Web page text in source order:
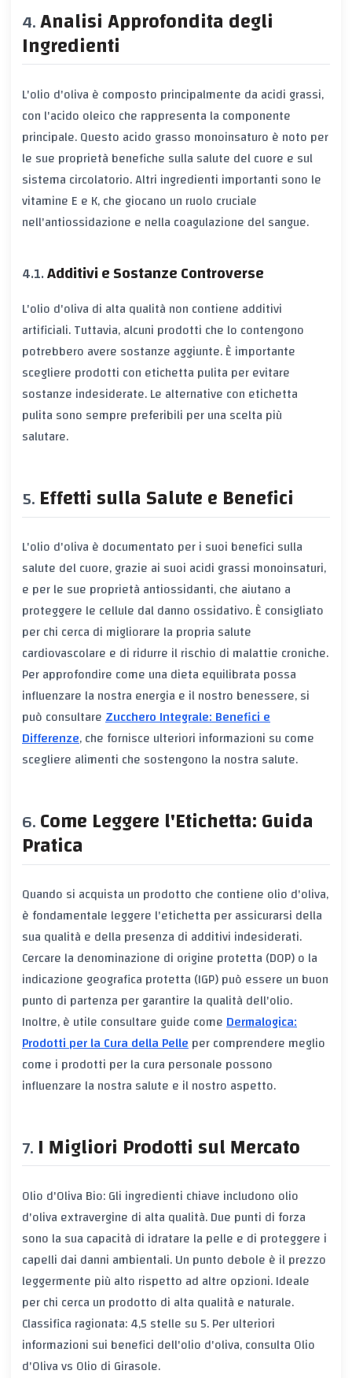
Analisi Approfondita degli
Ingredienti
L'olio d'oliva è composto principalmente da acidi grassi,
con l'acido oleico che rappresenta la componente
principale. Questo acido grasso monoinsaturo è noto per
le sue proprietà benefiche sulla salute del cuore e sul
sistema circolatorio. Altri ingredienti importanti sono le
vitamine E e K, che giocano un ruolo cruciale
nell'antiossidazione e nella coagulazione del sangue.
Additivi e Sostanze Controverse
L'olio d'oliva di alta qualità non contiene additivi
artificiali. Tuttavia, alcuni prodotti che lo contengono
potrebbero avere sostanze aggiunte. È importante
scegliere prodotti con etichetta pulita per evitare
sostanze indesiderate. Le alternative con etichetta
pulita sono sempre preferibili per una scelta più
salutare.
Effetti sulla Salute e Benefici
L'olio d'oliva è documentato per i suoi benefici sulla
salute del cuore, grazie ai suoi acidi grassi monoinsaturi,
e per le sue proprietà antiossidanti, che aiutano a
proteggere le cellule dal danno ossidativo. È consigliato
per chi cerca di migliorare la propria salute
cardiovascolare e di ridurre il rischio di malattie croniche.
Per approfondire come una dieta equilibrata possa
influenzare la nostra energia e il nostro benessere, si
può consultareZucchero Integrale: Benefici e
Differenze, che fornisce ulteriori informazioni su come
scegliere alimenti che sostengono la nostra salute.
Come Leggere l'Etichetta: Guida
Pratica
Quando si acquista un prodotto che contiene olio d'oliva,
è fondamentale leggere l'etichetta per assicurarsi della
sua qualità e della presenza di additivi indesiderati.
Cercare la denominazione di origine protetta (DOP) o la
indicazione geografica protetta (IGP) può essere un buon
punto di partenza per garantire la qualità dell'olio.
Inoltre, è utile consultare guide comeDermalogica:
Prodotti per la Cura della Pelleper comprendere meglio
come i prodotti per la cura personale possono
influenzare la nostra salute e il nostro aspetto.
I Migliori Prodotti sul Mercato
Olio d'Oliva Bio: Gli ingredienti chiave includono olio
d'oliva extravergine di alta qualità. Due punti di forza
sono la sua capacità di idratare la pelle e di proteggere i
capelli dai danni ambientali. Un punto debole è il prezzo
leggermente più alto rispetto ad altre opzioni. Ideale
per chi cerca un prodotto di alta qualità e naturale.
Classifica ragionata: 4,5 stelle su 5. Per ulteriori
informazioni sui benefici dell'olio d'oliva, consulta Olio
d'Oliva vs Olio di Girasole.